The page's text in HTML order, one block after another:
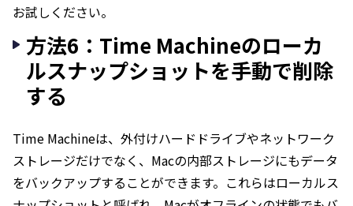
お試しください。
方法6：Time Machineのローカ
ルスナップショットを手動で削除
する
Time Machineは、外付けハードドライブやネットワーク
ストレージだけでなく、Macの内部ストレージにもデータ
をバックアップすることができます。これらはローカルス